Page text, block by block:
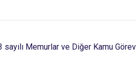
sayılı Memurlar ve Diğer Kamu